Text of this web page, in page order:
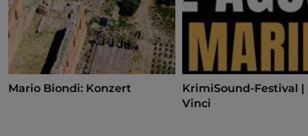
Mario Biondi: Konzert
KrimiSound-Festival |
Vinci